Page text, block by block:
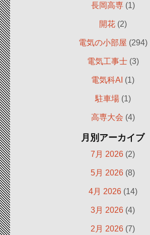
長岡高専(1)
開花(2)
電気の小部屋 (294)
電気工事士(3)
電気科AI (1)
駐車場(1)
高専大会 (4)
月別アーカイブ
7月 2026 (2)
5月 2026 (8)
4月 2026(14)
3月 2026 (4)
2月 2026 (7)